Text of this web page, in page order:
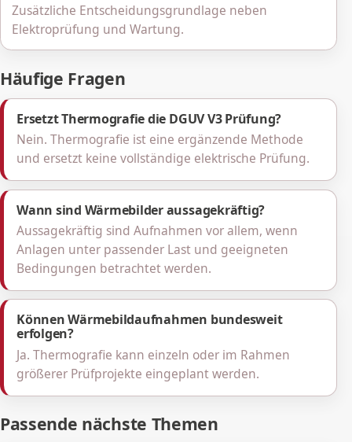
Zusätzliche Entscheidungsgrundlage neben
Elektroprüfung und Wartung.
Häufige Fragen
Ersetzt Thermografie die DGUV V3 Prüfung?
Nein. Thermografie ist eine ergänzende Methode
und ersetzt keine vollständige elektrische Prüfung.
Wann sind Wärmebilder aussagekräftig?
Aussagekräftig sind Aufnahmen vor allem, wenn
Anlagen unter passender Last und geeigneten
Bedingungen betrachtet werden.
Können Wärmebildaufnahmen bundesweit
erfolgen?
Ja. Thermografie kann einzeln oder im Rahmen
größerer Prüfprojekte eingeplant werden.
Passende nächste Themen